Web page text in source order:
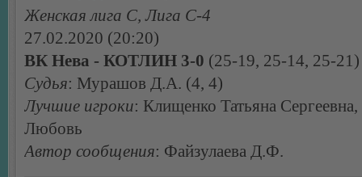
Женская лига С, Лига С-4
27.02.2020 (20:20)
ВК Нева - КОТЛИН 3-0 (25-19, 25-14, 25-21)
Судья: Мурашов Д.А. (4, 4)
Лучшие игроки: Клищенко Татьяна
Любовь
Автор сообщения: Файзулаева Д.Ф.